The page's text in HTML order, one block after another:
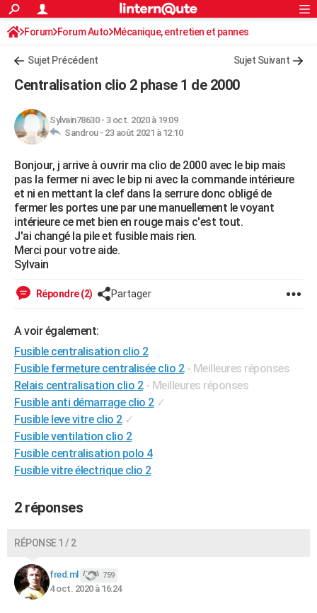
ACTUALITÉS
Politique
Société
Faits Divers
Education
Monde
Villes
+
Retraite
Impôts
Epargne
Immobilier
Risques naturels par ville
Banque
Assurance
Crédit
AUTO
HIGH-TECH
Mobiles
Meilleur smartphone
Internet
Ordinateurs
Jeux vidéo
Guide high-tech
+BRICOLAGE
Forum
Aménagement intérieur
Extérieur
Cuisine
Salle de bains
Jardinage
Rangement
WEEK-END
Guides de France
Escapades
Patrimoine
Expositions
Musées
Week-end nature
+LIFESTYLE
Art de vivre
Bien-être
Loisirs
ModeModes de vie
Alimentation
Guide de la santé
Maladies
Médicaments
Sommeil
Destinations
City break
Voyage nature
Voyage de noces
Forum
Climat
+PHOTO
GUIDES D'ACHAT
BONS PLANS
CARTE DE VOEUX
Carte de Noël
Carte Bonne année
Carte Saint-Valentin
Carte Pâques
Carte d'anniversaire
DICTIONNAIRE
Dictionnaire
Biographies
Citations
Expressions
Proverbes
PROGRAMME TV
COPAINS D'AVANT
AVIS DE DÉCÈS
FORUM
Bricolage
Lifestyle
Culture
Sport
Auto
Television
Voyage
Cinema
Rechercher
S'inscrire
Connexion
Forum Forum Auto Mécanique, entretien et pannes
Sujet Précédent Sujet Suivant
Centralisation clio 2 phase 1 de 2000
Sylvain78630- 3 oct. 2020 à 19:09
Sandrou - 23 août 2021 à 12:10
Bonjour, j arrive à ouvrir ma clio de 2000 avec le bip mais
pas la fermer ni avec le bip ni avec la commande intérieure
et ni en mettant la clef dans la serrure donc obligé de
fermer les portes une par une manuellement le voyant
intérieure ce met bien en rouge mais c'est tout.
J'ai changé la pile et fusible mais rien.
Merci pour votre aide.
Sylvain
Répondre (2) Partager
A voir également:
Fusible centralisation clio 2
Fusible fermeture centralisée clio 2 - Meilleures réponses
Relais centralisation clio 2 - Meilleures réponses
Fusible anti démarrage clio 2 ✓
Fusible leve vitre clio 2 ✓
Fusible ventilation clio 2
Fusible centralisation polo 4
Fusible vitre électrique clio 2
2 réponses
RÉPONSE 1 / 2
fred.ml 759
4 oct. 2020 à 16:24